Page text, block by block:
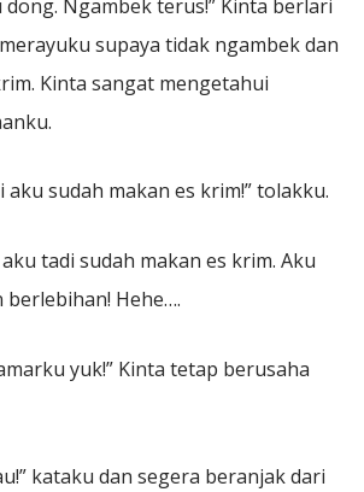
dong. Ngambek terus!” Kinta berlari
supaya tidak ngambek dan
Kinta sangat mengetahui
aku sudah makan es krim!” tolakku.
tadi sudah makan es krim. Aku
berlebihan! Hehe….
yuk!” Kinta tetap berusaha
kataku dan segera beranjak dari